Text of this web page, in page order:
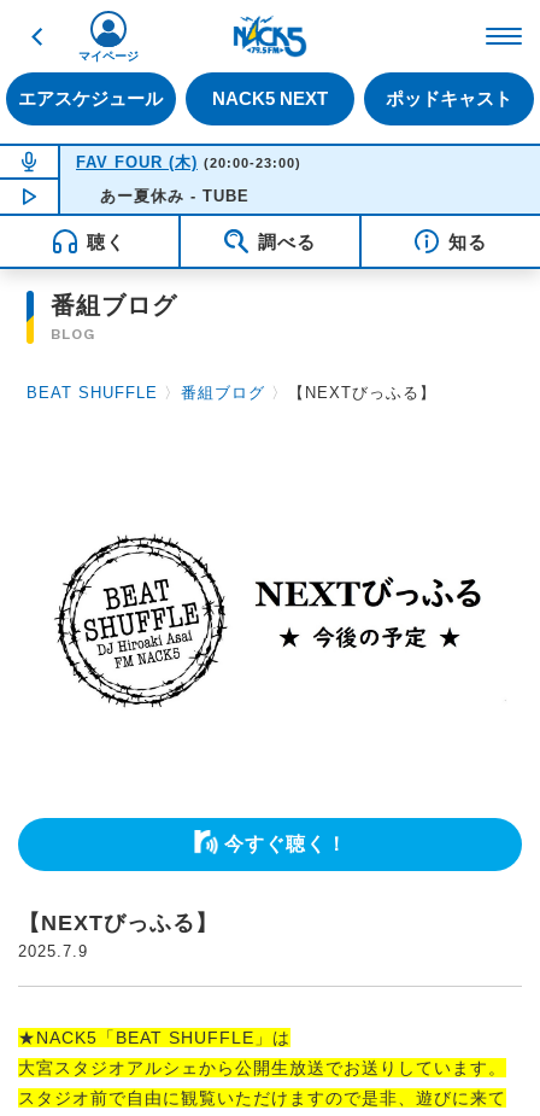
戻る
エアスケジュール NACK5 NEXT ポッドキャスト
マイページ
NOW ON AIR
FAV FOUR (木) (20:00-23:00)
NOW PLAYING 20:50
あー夏休み - TUBE
聴く 調べる 知る
番組ブログ
BLOG
BEAT SHUFFLE 〉番組ブログ 〉 【NEXTびっふる】
今すぐ聴く！
【NEXTびっふる】
2025.7.9
★NACK5「BEAT SHUFFLE」は
大宮スタジオアルシェから公開生放送でお送りしています。
スタジオ前で自由に観覧いただけますので是非、遊びに来て